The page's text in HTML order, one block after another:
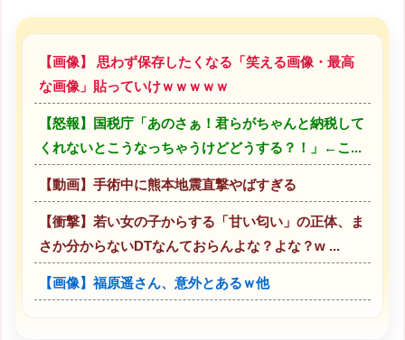
【画像】 思わず保存したくなる「笑える画像・最高
な画像」貼っていけｗｗｗｗｗ
【怒報】国税庁「あのさぁ！君らがちゃんと納税して
くれないとこうなっちゃうけどどうする？！」←こ...
【動画】手術中に熊本地震直撃やばすぎる
【衝撃】若い女の子からする「甘い匂い」の正体、ま
さか分からないDTなんておらんよな？よな？w ...
【画像】福原遥さん、意外とあるｗ他